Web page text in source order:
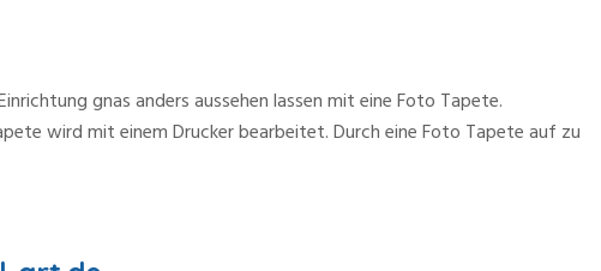
gnas anders aussehen lassen mit eine Foto Tapete.
wird mit einem Drucker bearbeitet. Durch eine Foto Tapete auf zu